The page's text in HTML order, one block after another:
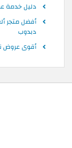
دليل خدمة
أفضل متجر
دبدوب
أقوى عروض